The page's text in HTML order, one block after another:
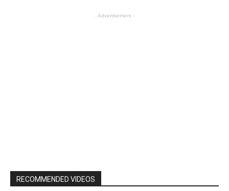
- Advertisement -
RECOMMENDED VIDEOS